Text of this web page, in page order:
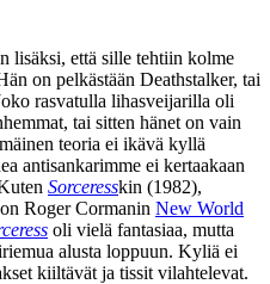
lisäksi, että sille tehtiin kolme
on pelkästään Deathstalker, tai
rasvatulla lihasveijarilla oli
tai sitten hänet on vain
teoria ei ikävä kyllä
antisankarimme ei kertaakaan
Sorceresskin (1982),
Roger Cormanin New World
oli vielä fantasiaa, mutta
alusta loppuun. Kyliä ei
kiiltävät ja tissit vilahtelevat.